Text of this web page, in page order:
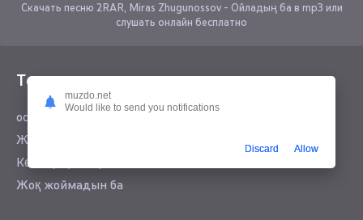
Скачать песню 2RAR, Miras Zhugunossov - Ойладың ба в mp3 или
слушать онлайн бесплатно
Текст песни
осындай жағдай болмайды деп
Жүрегің менен тоңбайды деп
Көздерің жасқа толмайды деп
Жоқ жоймадын ба
muzdo.net
Would like to send you notifications
Discard Allow